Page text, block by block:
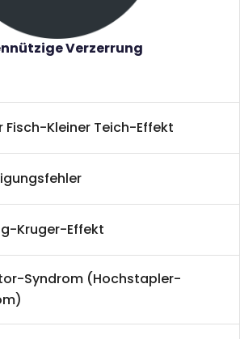
Verzerrung
Fisch-Kleiner Teich-Effekt
Kruger-Effekt
Syndrom (Hochstapler-